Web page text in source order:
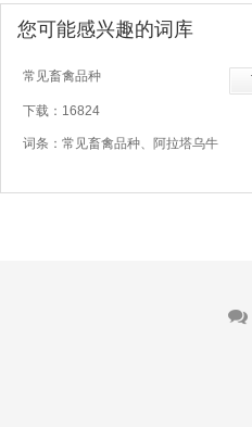
您可能感兴趣的词库
常见畜禽品种
下载：16824
词条：常见畜禽品种、阿拉塔乌牛